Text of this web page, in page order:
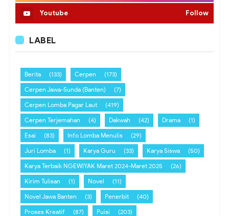
Youtube Follow
LABEL
Berita (133) Cerpen
(173)
Cerpen Jawa-Sunda (Banten)
(7)
Cerpen Lomba Pagar Laut
(419)
Cerpen Terjemahan
(4) Dakwah (42) Drama
(1)
Esai
(83) Info Lomba Menulis
(29)
Juri Lomba
(1) Karya Guru (33) Karya Siswa
(50)
Karya Terbaik NGEWIYAK Maret 2024-Maret 2025
(26)
Kirim Tulisan
(1) Novel
(11)
Novel Jawa Banten
(3) Penerbit
(40)
Proses Kreatif
(87) Puisi (203)